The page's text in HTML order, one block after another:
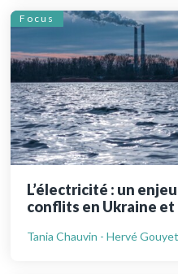
Focus
L’électricité : un
conflits en Ukraine et
Tania Chauvin - Hervé